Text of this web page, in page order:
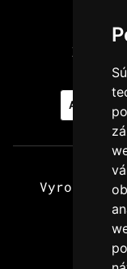
Zmeniť
AKTUÁLNE
Vyrobené s
©